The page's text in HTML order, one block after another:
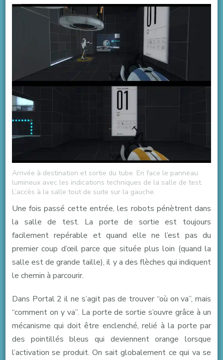
Arrivée à destination et sortie du tube. En face le panneau
lumineux avec les indications techniques de la salle de test.
L’accès à la salle tout de suite sur la gauche.
Une fois passé cette entrée, les robots pénètrent dans
la salle de test. La porte de sortie est toujours
facilement repérable et quand elle ne l’est pas du
premier coup d’œil parce que située plus loin (quand la
salle est de grande taille), il y a des flèches qui indiquent
le chemin à parcourir.
Dans Portal 2 il ne s’agit pas de trouver “où on va”, mais
“comment on y va”. La porte de sortie s’ouvre grâce à un
mécanisme qui doit être enclenché, relié à la porte par
des pointillés bleus qui deviennent orange lorsque
l’activation se produit. On sait globalement ce qui va se